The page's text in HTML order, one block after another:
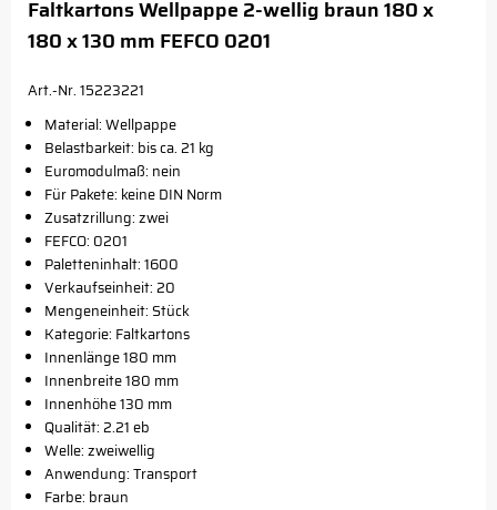
Faltkartons Wellpappe 2-wellig braun 180 x
180 x 130 mm FEFCO 0201
Art.-Nr. 15223221
Material: Wellpappe
Belastbarkeit: bis ca. 21 kg
Euromodulmaß: nein
Für Pakete: keine DIN Norm
Zusatzrillung: zwei
FEFCO: 0201
Paletteninhalt: 1600
Verkaufseinheit: 20
Mengeneinheit: Stück
Kategorie: Faltkartons
Innenlänge 180 mm
Innenbreite 180 mm
Innenhöhe 130 mm
Qualität: 2.21 eb
Welle: zweiwellig
Anwendung: Transport
Farbe: braun